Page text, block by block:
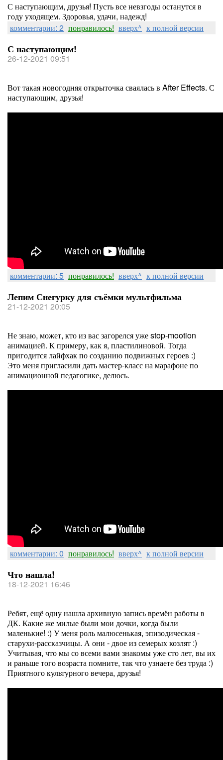
С наступающим, друзья! Пусть все невзгоды останутся в
году уходящем. Здоровья, удачи, надежд!
комментарии: 2 понравилось! вверх^ к полной версии
С наступающим!
26-12-2021 09:51
Вот такая новогодняя открыточка сваялась в After Effects. С
наступающим, друзья!
комментарии: 5 понравилось! вверх^ к полной версии
Лепим Снегурку для съёмки мультфильма
21-12-2021 20:05
Не знаю, может, кто из вас загорелся уже stop-mootion
анимацией. К примеру, как я, пластилиновой. Тогда
пригодится лайфхак по созданию подвижных героев :)
Это меня пригласили дать мастер-класс на марафоне по
анимационной педагогике, делюсь.
комментарии: 0 понравилось! вверх^ к полной версии
Что нашла!
18-12-2021 16:46
Ребят, ещё одну нашла архивную запись времён работы в
ДК. Какие же милые были мои дочки, когда были
маленькие! :) У меня роль малюсенькая, эпизодическая -
старухи-рассказчицы. А они - двое из семерых козлят :)
Учитывая, что мы со всеми вами знакомы уже сто лет, вы их
и раньше того возраста помните, так что узнаете без труда :)
Приятного культурного вечера, друзья!